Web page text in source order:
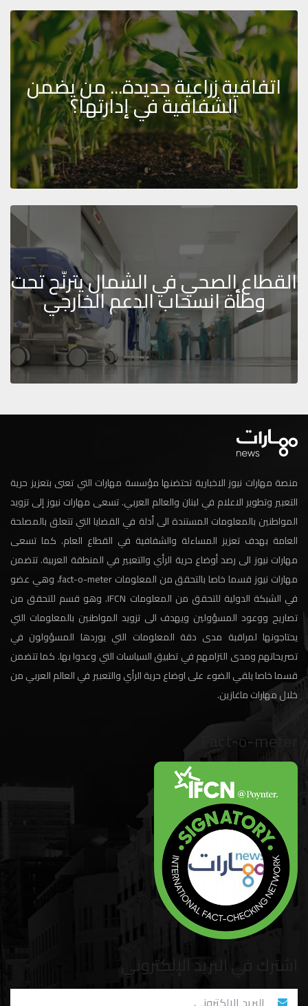
اتفاقية زراعية جديدة... من يضمن
الشفافية في إدارتها؟
القطاع الصحي في الشمال يترنّح تحت
وطأة انسحاب الدعم الخارجي
منصة مهارات نيوز الاخبارية تحتضنها مؤسسة مهارات التي تعنى بتعزيز حرية
التعبير وتطوير الاعلام في لبنان والعالم العربي. تسعى مهارات نيوز إلى تزويد
المواطنين بالمعلومات المستندة الى أدلة في القضايا التي تتعلق بالمصلحة
العامة بهدف تعزيز المساءلة والشفافية في القطاع العام. كما تسعى
مهارات نيوز الى رصد أوضاع حرية الرأي والتعبير في المنطقة العربية. تتضمن
مهارات نيوز قسما خاصا بالتحقق من المعلومات fact-o-meter، وهي عضو
في الشبكة الدولية للتحقق من المعلومات IFCN. وهو قسم للتحقق من
تصاريح ووعود المسؤولين ويهدف الى تزويد المواطنين بالمعلومات التي
يحتاجونها لمراقبة مدى دقة المعلومات التي يوردها المسؤولون في
تصريحاتهم ومدى التزامهم في تطبيق السياسات التي وعدوا بها. كما تتضمن
قسما خاصا يلقي الضوء على اوضاع حرية الرأي والتعبير في العالم العربي من
خلال مهارات ماغازين.
Fact-o-meter
اشترك في البريد الإلكتروني